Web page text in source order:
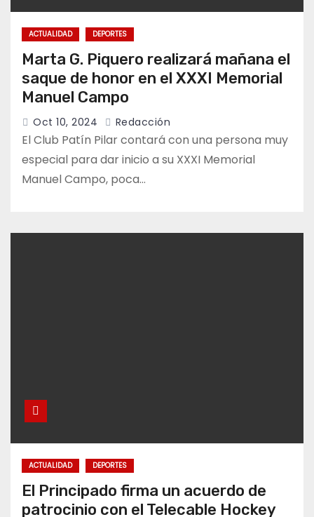
ACTUALIDAD DEPORTES
Marta G. Piquero realizará mañana el
saque de honor en el XXXI Memorial
Manuel Campo
Oct 10, 2024 Redacción
El Club Patín Pilar contará con una persona muy
especial para dar inicio a su XXXI Memorial
Manuel Campo, poca…
ACTUALIDAD DEPORTES
El Principado firma un acuerdo de
patrocinio con el Telecable Hockey